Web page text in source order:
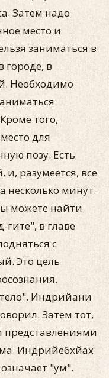
Затем надо
место и
заниматься в
городе, в
Необходимо
того,
для
позу. Есть
разумеется, все
несколько минут.
можете найти
гите", в главе
с
Это цель
Индрийани
Затем тот,
представлениями
Индрийебхйах
"ум".